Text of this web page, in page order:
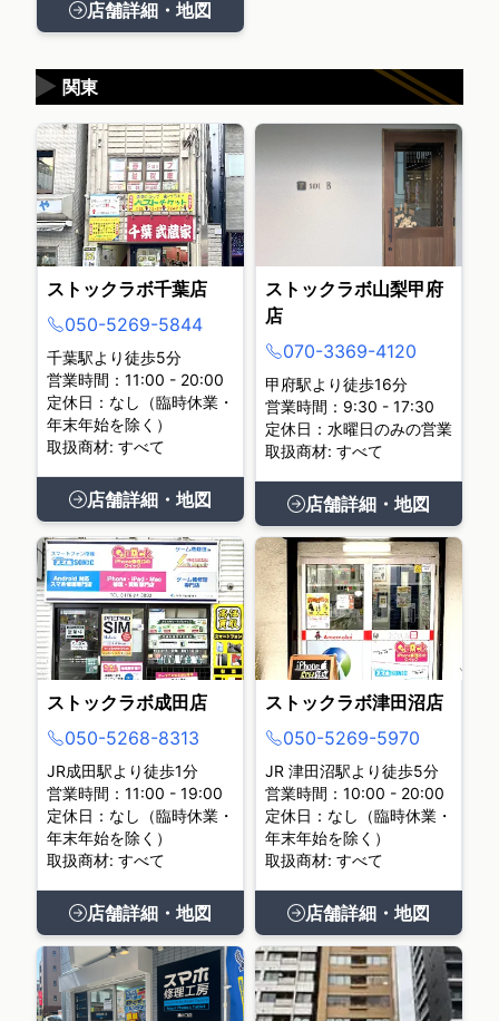
店舗詳細・地図
関東
▶
ストックラボ千葉店
050-5269-5844
千葉駅より徒歩5分
営業時間：11:00 - 20:00
定休日：なし（臨時休業・
年末年始を除く）
取扱商材: すべて
店舗詳細・地図
ストックラボ山梨甲府
店
070-3369-4120
甲府駅より徒歩16分
営業時間：9:30 - 17:30
定休日：水曜日のみの営業
取扱商材: すべて
店舗詳細・地図
ストックラボ成田店
050-5268-8313
JR成田駅より徒歩1分
営業時間：11:00 - 19:00
定休日：なし（臨時休業・
年末年始を除く）
取扱商材: すべて
店舗詳細・地図
ストックラボ津田沼店
050-5269-5970
JR 津田沼駅より徒歩5分
営業時間：10:00 - 20:00
定休日：なし（臨時休業・
年末年始を除く）
取扱商材: すべて
店舗詳細・地図